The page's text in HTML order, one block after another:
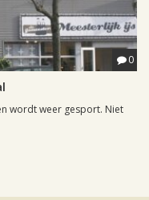
0
wordt weer gesport. Niet